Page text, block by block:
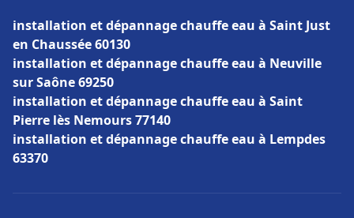
installation et dépannage chauffe eau à Saint Just
en Chaussée 60130
installation et dépannage chauffe eau à Neuville
sur Saône 69250
installation et dépannage chauffe eau à Saint
Pierre lès Nemours 77140
installation et dépannage chauffe eau à Lempdes
63370